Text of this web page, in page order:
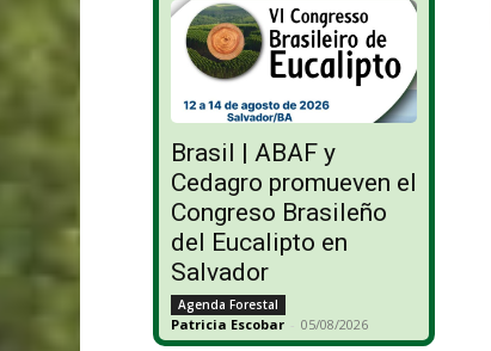
Brasil | ABAF y
Cedagro promueven el
Congreso Brasileño
del Eucalipto en
Salvador
Agenda Forestal
Patricia Escobar - 05/08/2026